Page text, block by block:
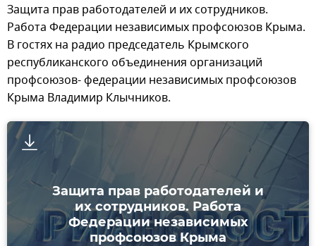
Защита прав работодателей и их сотрудников.
Работа Федерации независимых профсоюзов Крыма.
В гостях на радио председатель Крымского
республиканского объединения организаций
профсоюзов- федерации независимых профсоюзов
Крыма Владимир Клычников.
Защита прав работодателей и
их сотрудников. Работа
Федерации независимых
профсоюзов Крыма